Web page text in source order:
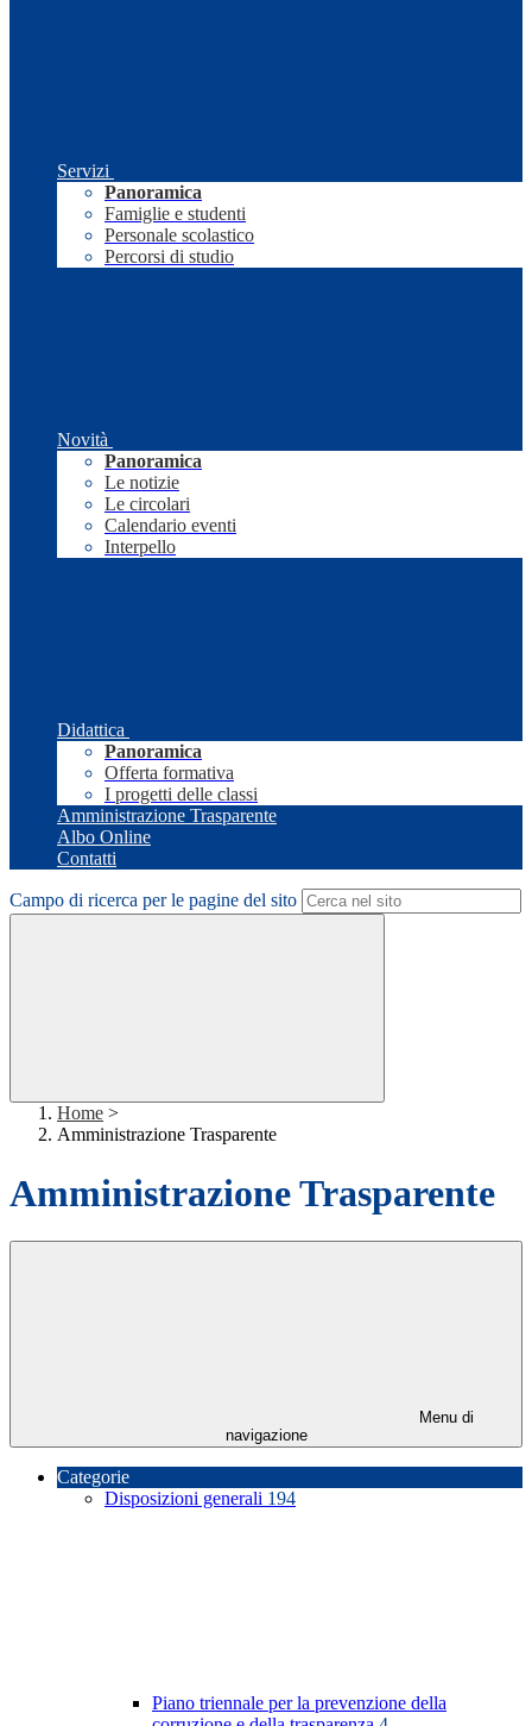
Servizi
Panoramica
Famiglie e studenti
Personale scolastico
Percorsi di studio
Novità
Panoramica
Le notizie
Le circolari
Calendario eventi
Interpello
Didattica
Panoramica
Offerta formativa
I progetti delle classi
Amministrazione Trasparente
Albo Online
Contatti
Campo di ricerca per le pagine del sito
Home >
Amministrazione Trasparente
Amministrazione Trasparente
Menu di
navigazione
Categorie
Disposizioni generali 194
Piano triennale per la prevenzione della